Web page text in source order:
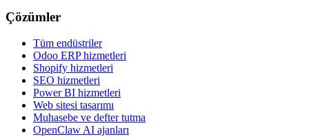
Çözümler
Tüm endüstriler
Odoo ERP hizmetleri
Shopify hizmetleri
SEO hizmetleri
Power BI hizmetleri
Web sitesi tasarımı
Muhasebe ve defter tutma
OpenClaw AI ajanları